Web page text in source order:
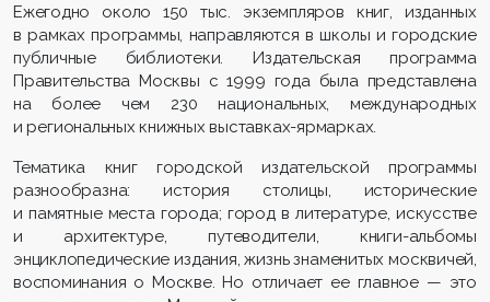
Ежегодно около 150 тыс. экземпляров книг, изданных
в рамках программы, направляются в школы и городские
публичные библиотеки. Издательская программа
Правительства Москвы с 1999 года была представлена
на более чем 230 национальных, международных
и региональных книжных выставках-ярмарках.
Тематика книг городской издательской программы
разнообразна: история столицы, исторические
и памятные места города; город в литературе, искусстве
и архитектуре, путеводители, книги-альбо­мы
энциклопедические издания, жизнь знаменитых москвичей,
воспоминания о Москве. Но отличает ее главное — это